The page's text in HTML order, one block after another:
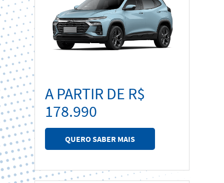
A PARTIR DE R$
178.990
QUERO SABER MAIS